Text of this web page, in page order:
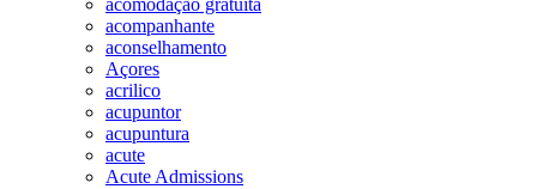
acompanhante
aconselhamento
Açores
acrilico
acupuntor
acupuntura
acute
Acute Admissions